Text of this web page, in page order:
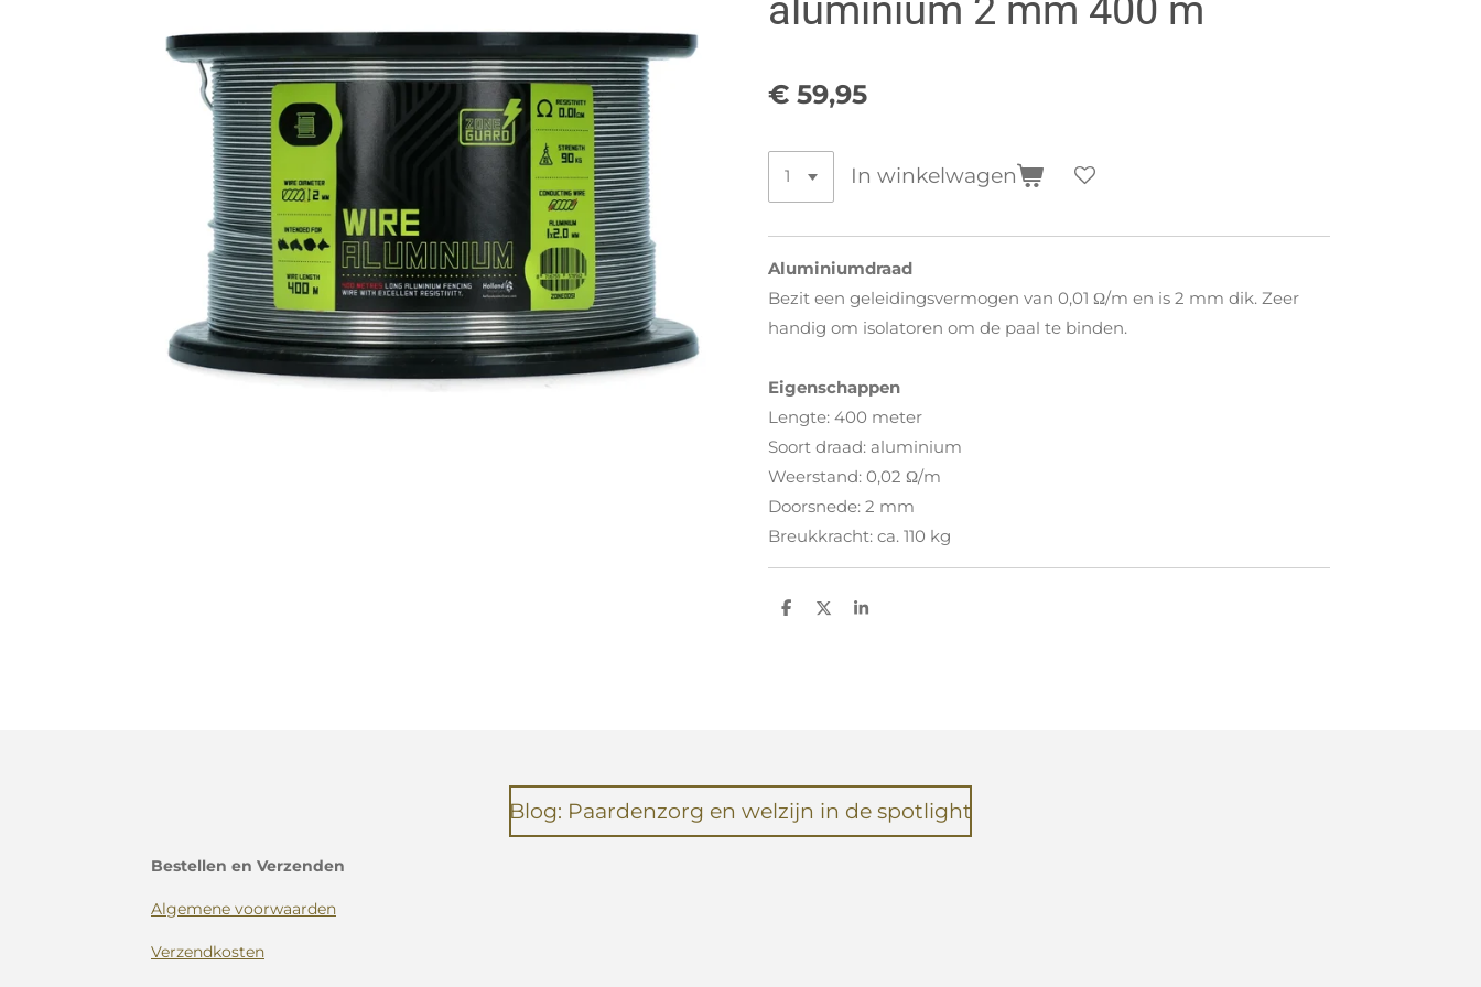
aluminium 2 mm 400 m
€ 59,95
In winkelwagen
Aluminiumdraad
Bezit een geleidingsvermogen van 0,01 Ω/m en is 2 mm dik. Zeer
handig om isolatoren om de paal te binden.
Eigenschappen
Lengte: 400 meter
Soort draad: aluminium
Weerstand: 0,02 Ω/m
Doorsnede: 2 mm
Breukkracht: ca. 110 kg
D
D
S
Blog: Paardenzorg en welzijn in de spotlight
Bestellen en Verzenden
Algemene voorwaarden
Verzendkosten